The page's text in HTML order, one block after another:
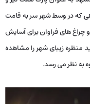
که در وسط شهر سر به قامت
چراغ های فراوان برای آسایش
منظره زیبای شهر را مشاهده
به نظر می ­رسد.